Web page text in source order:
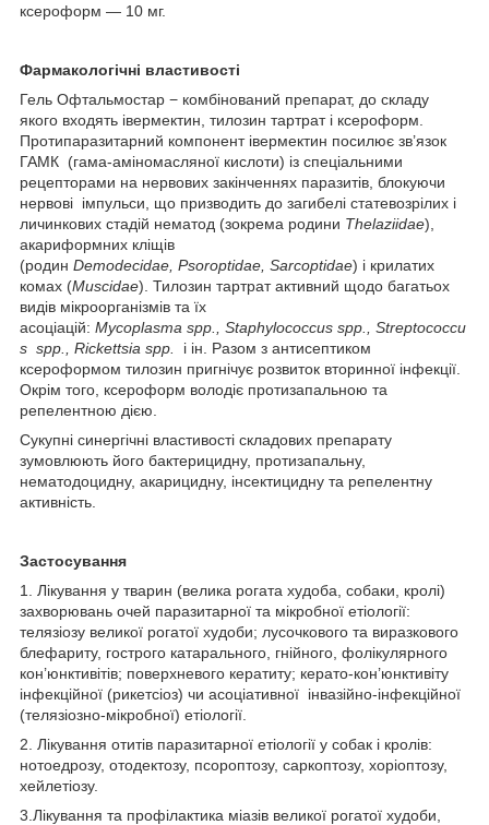
ксероформ — 10 мг.
Фармакологічні властивості
Гель Офтальмостар − комбінований препарат, до складу
якого входять івермектин, тилозин тартрат і ксероформ.
Протипаразитарний компонент івермектин посилює зв’язок
ГАМК (гама-аміномасляної кислоти) із спеціальними
рецепторами на нервових закінченнях паразитів, блокуючи
нервові імпульси, що призводить до загибелі статевозрілих і
личинкових стадій нематод (зокрема родини Thelaziidae),
акариформних кліщів
(родин Demodecidae Psoroptidae Sarcoptidae) і крилатих
комах (Muscidae). Тилозин тартрат активний щодо багатьох
видів мікроорганізмів та їх
асоціацій: Mycoplasma spp Staphylococcus spp
Streptococcu
s spp Rickettsia spp
і ін. Разом з антисептиком
ксероформом тилозин пригнічує розвиток вторинної інфекції.
Окрім того, ксероформ володіє протизапальною та
репелентною дією.
Сукупні синергічні властивості складових препарату
зумовлюють його бактерицидну, протизапальну,
нематодоцидну, акарицидну, інсектицидну та репелентну
активність.
Застосування
1. Лікування у тварин (велика рогата худоба, собаки, кролі)
захворювань очей паразитарної та мікробної етіології:
телязіозу великої рогатої худоби; лусочкового та виразкового
блефариту, гострого катарального, гнійного, фолікулярного
кон’юнктивітів; поверхневого кератиту; керато-кон’юнктивіту
інфекційної (рикетсіоз) чи асоціативної інвазійно-інфекційної
(телязіозно-мікробної) етіології.
2. Лікування отитів паразитарної етіології у собак і кролів:
нотоедрозу, отодектозу, псороптозу, саркоптозу, хоріоптозу,
хейлетіозу.
3.Лікування та профілактика міазів великої рогатої худоби,